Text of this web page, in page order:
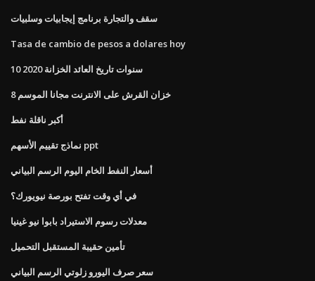
سقف والتجارة برنامج إيجابيات وسلبيات
Tasa de cambio de pesos a dolares hoy
10 سنوات تاريخ العائد الخزانة 2020
خزان القرش على الانترنت مجانا الموسم 8
أكبر ناقلة نفط
نماذج تقييم الأسهم ppt
أسعار النفط الخام اليوم الرسم البياني
في أي وقت تفتح بورصة نيويورك؟
معدلات رسوم الاستيراد بابوا نيو غينيا
تأمين حقيبة المستقبل التحميل
سعر صرف اليورو زلوتي الرسم البياني